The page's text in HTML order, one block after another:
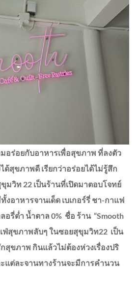
อร่อยกับอาหารเพื่อสุขภาพ ที่ลงตัว
ด้สุขภาพดี เรียกว่าอร่อยได้ไม่รู้สึก
มวิท 22 เป็นร้านที่เปิดมาตอบโจทย์
งอาหารจานเด็ด เบเกอร์รี่ ชา-กาแฟ
รี่ต่ำ น้ำตาล 0% ชื่อ ร้าน “Smooth
เฟ่สุขภาพลับๆ ในซอยสุขุมวิท22 เป็น
สุขภาพ กินแล้วไม่ต้องห่วงเรื่องปริ
แต่ละจานทางร้านจะมีการคำนวน